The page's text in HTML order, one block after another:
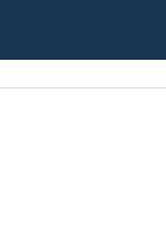
Tag: